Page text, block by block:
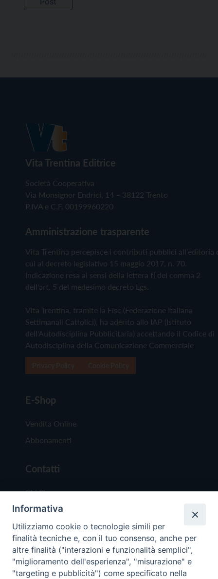
Vita Trentina Editrice
Società Cooperativa
Via Monsignor Endrici, 14 – 38122 Trento
P.IVA e C.F. 00199960220
Amministrazione trasparente
Vita Trentina percepisce i contributi pubblici all'editoria
cui al decreto legislativo 15 maggio 2017, n. 70.
Indicazione resa ai sensi della lettera f) del comma 2
dell'art. 5 del medesimo decreto Lgs.
Vita Trentina, tramite la Fisc (Federazione Italiana
Settimanali Cattolici), ha aderito allo IAP (Istituto
dell'Autodisciplina Pubblicitaria) accettando il Codice di
Autodisciplina della Comunicazione Commerciale
E-Shop
Vendita Online
Abbonamenti
Contatti
Chi Siamo
Redazione
Scrivici
Informativa
Utilizziamo cookie o tecnologie simili per
finalità tecniche e, con il tuo consenso, anche per
altre finalità ("interazioni e funzionalità semplici",
"miglioramento dell'esperienza", "misurazione" e
"targeting e pubblicità") come specificato nella